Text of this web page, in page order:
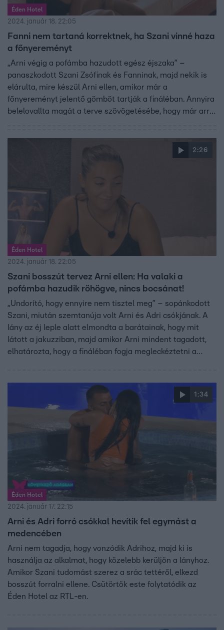
Éden Hotel
2024. január 18. 22:05
Fanni nem tartaná korrektnek, ha Szani vinné haza
a főnyereményt
„Arni végig a pofámba hazudott egész éjszaka” –
panaszkodott Szani Zsófinak és Fanninak, majd nekik is
elárulta, mire készül Arni ellen, amikor már a
főnyereményt jelentő gömböt tartják a fináléban. Annyira
belelovallta magát a terve szövögetésébe, hogy már arról
2:26
Éden Hotel
2024. január 18. 22:05
Szani bosszút tervez Arni ellen: Ha valaki a
pofámba hazudik röhögve, nincs bocsánat!
„Undorító, hogy ennyire nem tisztel meg” – sopánkodott
Szani, miután szemtanúja volt Arni és Adri csókjának. A
lány az éj leple alatt elmondta a barátainak, hogy mit
látott a jakuzziban, majd amikor Arni mindent tagadott,
elhatározta, hogy a fináléban fogja megleckéztetni a
1:34
Éden Hotel
2024. január 17. 22:15
Arni és Adri forró csókkal hevítik fel egymást a
medencében
Arni nem tagadja, hogy vonzódik Adrihoz, majd ki is
használja az alkalmat, hogy közelebb kerüljön a lányhoz.
Amikor Szani tudomást szerez a srác tettéről, elkezd
bosszút forralni ellene. Csütörtök este folytatódik az
Éden Hotel az RTL-en.